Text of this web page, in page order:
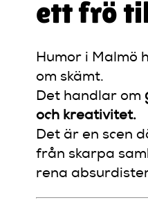
ett frö
Humor i Malmö
om skämt.
Det handlar om
och kreativitet.
Det är en scen
från skarpa
rena